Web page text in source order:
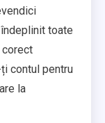
toate
contul pentru
la